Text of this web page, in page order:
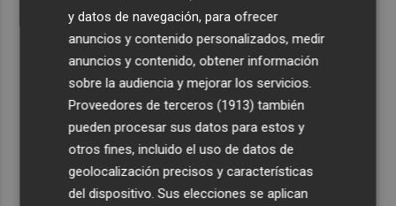
y datos de navegación, para ofrecer
anuncios y contenido personalizados, medir
anuncios y contenido, obtener información
sobre la audiencia y mejorar los servicios.
Proveedores de terceros (1913) también
pueden procesar sus datos para estos y
otros fines, incluido el uso de datos de
geolocalización precisos y características
del dispositivo. Sus elecciones se aplican